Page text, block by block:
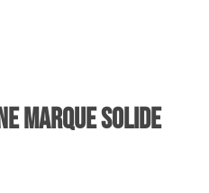
marque solide